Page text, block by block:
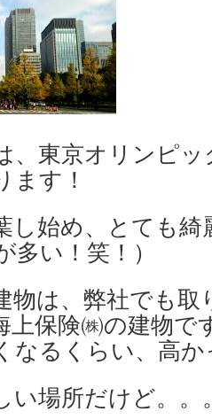
、東京オリンピ
ます！
し始め、とても
い！笑！）
物は、弊社でも
上保険㈱の建物で
なるくらい、高
い場所だけど。。